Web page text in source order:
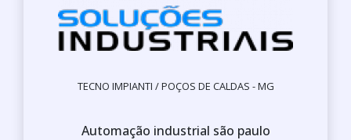
TECNO IMPIANTI / POÇOS DE CALDAS - MG
Automação industrial são paulo